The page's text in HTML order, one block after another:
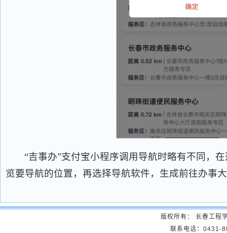
“吉事办”支付宝小程序调用导航时略有不同，
览要导航的位置，再选择导航软件，生成前往办事
版权所有： 长春工程
联系电话：